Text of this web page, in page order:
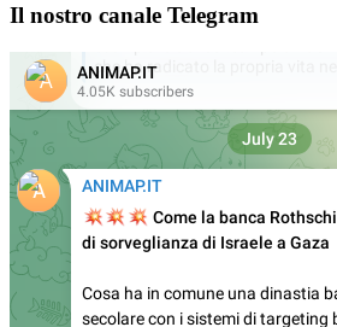
Il nostro canale Telegram